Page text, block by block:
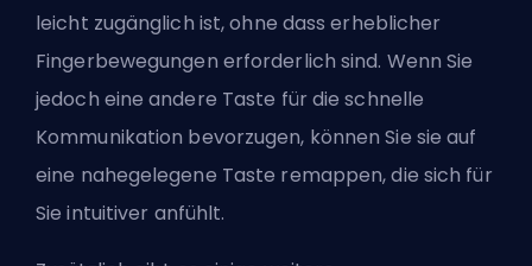
leicht zugänglich ist, ohne dass erheblicher
Fingerbewegungen erforderlich sind. Wenn Sie
jedoch eine andere Taste für die schnelle
Kommunikation bevorzugen, können Sie sie auf
eine nahegelegene Taste remappen, die sich für
Sie intuitiver anfühlt.